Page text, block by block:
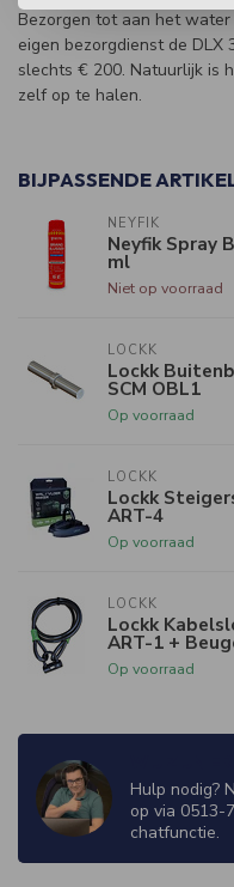
Bezorgen tot aan het
eigen bezorgdienst de DLX
slechts € 200. Natuurlijk is
zelf op te halen.
BIJPASSENDE
NEYFIK
Neyfik Spray
ml
Niet op voorraad
LOCKK
Lockk
SCM OBL1
Op voorraad
LOCKK
Lockk
ART-4
Op voorraad
LOCKK
Lockk
ART-1 +
Op voorraad
Hulp nodig?
op via 0513-
chatfunctie.